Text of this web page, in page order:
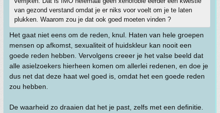
van gezond verstand omdat je er niks voor voelt om je te laten
plukken. Waarom zou je dat ook goed moeten vinden ?
Het gaat niet eens om de reden, knul. Haten van hele groepen
mensen op afkomst, sexualiteit of huidskleur kan nooit een
goede reden hebben. Vervolgens creeer je het valse beeld dat
alle asielzoekers hierheen komen om allerlei redenen, en doe je
dus net dat deze haat wel goed is, omdat het een goede reden
zou hebben.
De waarheid zo draaien dat het je past, zelfs met een definitie.